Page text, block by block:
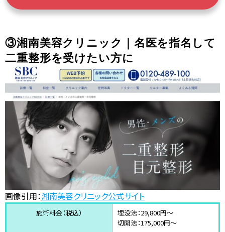
③湘南美容クリニック｜名医を指名して
二重整形を受けたい方に
画像引用：湘南美容クリニック公式サイト
施術料金（税込）
埋没法：29,800円〜
切開法：175,000円〜